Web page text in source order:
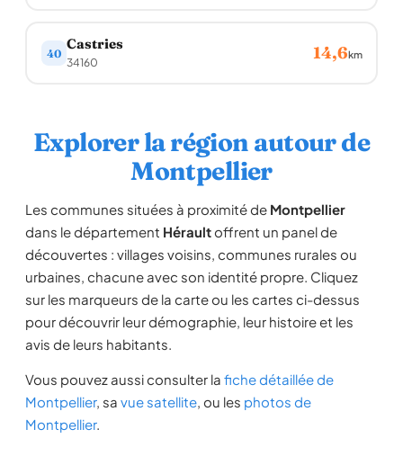
40
Castries
34160 14,6km
Explorer la région autour de
Montpellier
Les communes situées à proximité de Montpellier
dans le département Héraultoffrent un panel de
découvertes : villages voisins, communes rurales ou
urbaines, chacune avec son identité propre. Cliquez
sur les marqueurs de la carte ou les cartes ci-dessus
pour découvrir leur démographie, leur histoire et les
avis de leurs habitants.
Vous pouvez aussi consulter la fiche détaillée de
Montpellier, sa vue satellite, ou les photos de
Montpellier.